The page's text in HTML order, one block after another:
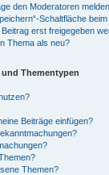
den Moderatoren
Schaltfläche
erst freigegeben
Thema als neu?
Thementypen
Beiträge einfügen?
Themen?